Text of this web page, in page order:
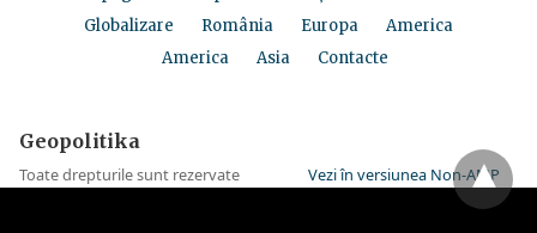
Globalizare
România Europa
America
America
Asia Contacte
Geopolitika
Toate drepturile sunt rezervate Vezi în versiunea Non-AMP